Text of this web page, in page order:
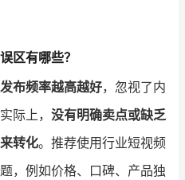
区有哪些？
布频率越高越好，忽视了内
际上， 没有明确卖点或缺乏
转化。推荐使用行业短视频
，例如价格、口碑、产品独